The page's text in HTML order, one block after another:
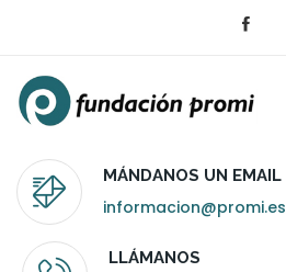
MÁNDANOS UN EMAIL
informacion@promi.es
LLÁMANOS